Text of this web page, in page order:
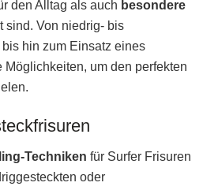
den Alltag als auch besondere
sind. Von niedrig- bis
hin zum Einsatz eines
Möglichkeiten, um den perfekten
Techniken für Surfer Frisuren
oder